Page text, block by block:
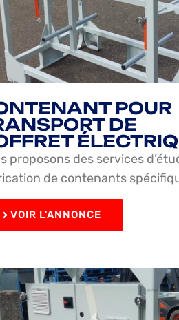
POUR
DE
proposons des services
de contenants
VOIR L'ANNONCE